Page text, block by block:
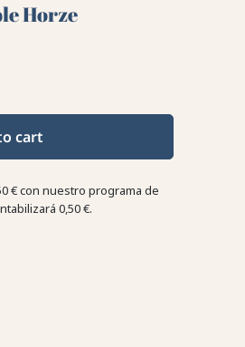
Horze
cart
€con nuestro programa de
0,50 €.